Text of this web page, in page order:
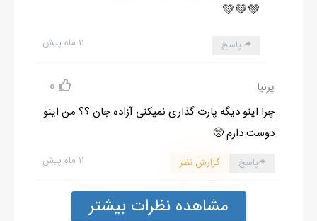
💚💚💚
۱۱ ماه پیش پاسخ
پرنیا 0
چرا اینو دیگه پارت گذاری نمیکنی آزاده جان ؟؟ من اینو
دوست دارم 🥺
۱۱ ماه پیش پاسخ گزارش نظر
مشاهده نظرات بیشتر